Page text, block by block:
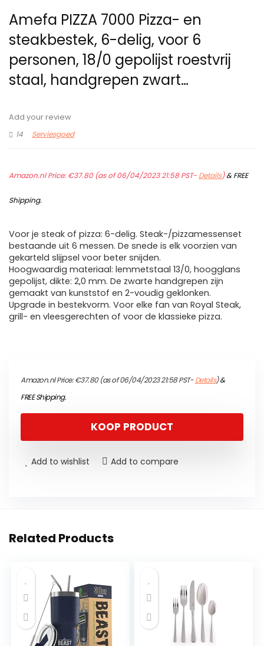
Amefa PIZZA 7000 Pizza- en
steakbestek, 6-delig, voor 6
personen, 18/0 gepolijst roestvrij
staal, handgrepen zwart…
Add your review
14
Serviesgoed
Amazon.nl Price:€37.80(as of 06/04/2023 21:58 PST- Details)&FREE
Shipping.
Voor je steak of pizza: 6-delig. Steak-/pizzamessenset
bestaande uit 6 messen. De snede is elk voorzien van
gekarteld slijpsel voor beter snijden.
Hoogwaardig materiaal: lemmetstaal 13/0, hoogglans
gepolijst, dikte: 2,0 mm. De zwarte handgrepen zijn
gemaakt van kunststof en 2-voudig geklonken.
Upgrade in bestekvorm. Voor elke fan van Royal Steak,
grill- en vleesgerechten of voor de klassieke pizza.
Amazon.nl Price:€37.80(as of 06/04/2023 21:58 PST-Details)&
FREE Shipping.
KOOP PRODUCT
Add to wishlist Add to compare
Related Products